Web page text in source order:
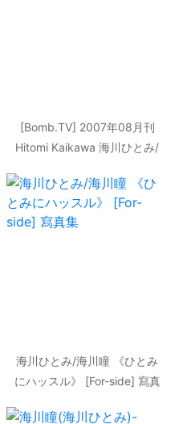
[Bomb.TV] 2007年08月刊
Hitomi Kaikawa 海川ひとみ/
海川ひとみ/海川瞳 《ひとみ
にハッスル》 [For-side] 寫真